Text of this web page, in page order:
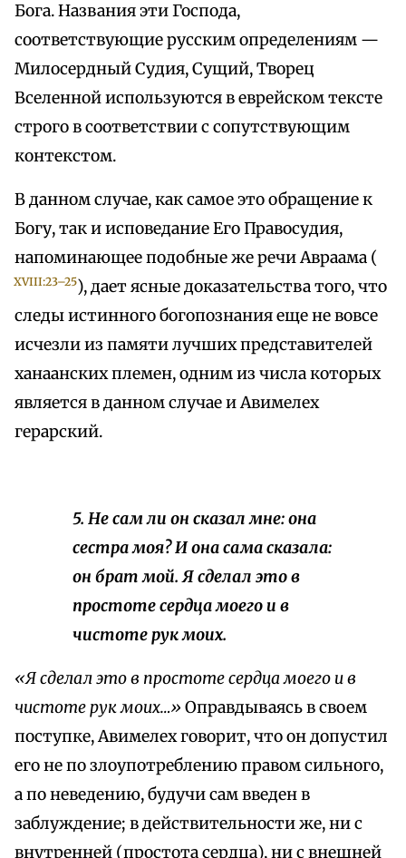
Бога. Названия эти Господа,
соответствующие русским определениям —
Милосердный Судия, Сущий, Творец
Вселенной используются в еврейском тексте
строго в соответствии с сопутствующим
контекстом.
В данном случае, как самое это обращение к
Богу, так и исповедание Его Правосудия,
напоминающее подобные же речи Авраама (
XVIII:23–25), дает ясные доказательства того, что
следы истинного богопознания еще не вовсе
исчезли из памяти лучших представителей
ханаанских племен, одним из числа которых
является в данном случае и Авимелех
герарский.
5. Не сам ли он сказал мне: она
сестра моя? И она сама сказала:
он брат мой. Я сделал это в
простоте сердца моего и в
чистоте рук моих.
«Я сделал это в простоте сердца моего и в
чистоте рук моих…» Оправдываясь в своем
поступке, Авимелех говорит, что он допустил
его не по злоупотреблению правом сильного,
а по неведению, будучи сам введен в
заблуждение; в действительности же, ни с
внутренней (простота сердца), ни с внешней